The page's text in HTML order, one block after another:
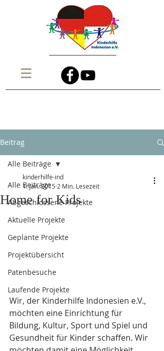
Beitrag
Alle Beiträge
Abgeschlossene Projekte
Aktuelle Projekte
Geplante Projekte
Projektübersicht
Patenbesuche
Laufende Projekte
Alle Beiträge
Home for Kids
kinderhilfe-ind
1. Jan. 2015 2 Min. Lesezeit
Wir, der Kinderhilfe Indonesien e.V.,
möchten eine Einrichtung für
Bildung, Kultur, Sport und Spiel und
Gesundheit für Kinder schaffen. Wir